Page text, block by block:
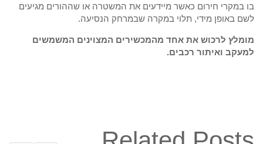
בו במקרי חירום כאשר מיידעים את המשטרה או שההורים מגיעים
לשם באופן מידי, תלוי במקרה שבמרחק הנסיעה.
מומלץ לרכוש את אחד מהמכשירים המצוינים המשמשים
למעקב ואיתור רכבים.